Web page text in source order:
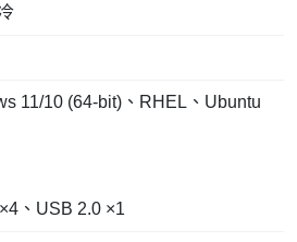
11/10 (64-bit)、RHEL、Ubuntu
、USB 2.0 ×1